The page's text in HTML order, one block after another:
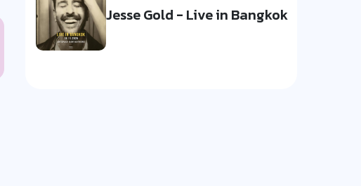
Jesse Gold - Live in Bangkok